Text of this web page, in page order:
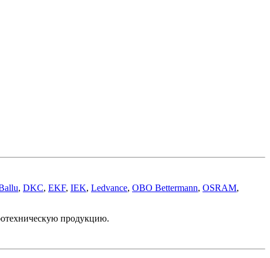
, DKC, EKF, IEK, Ledvance, OBO Bettermann, OSRAM,
продукцию.